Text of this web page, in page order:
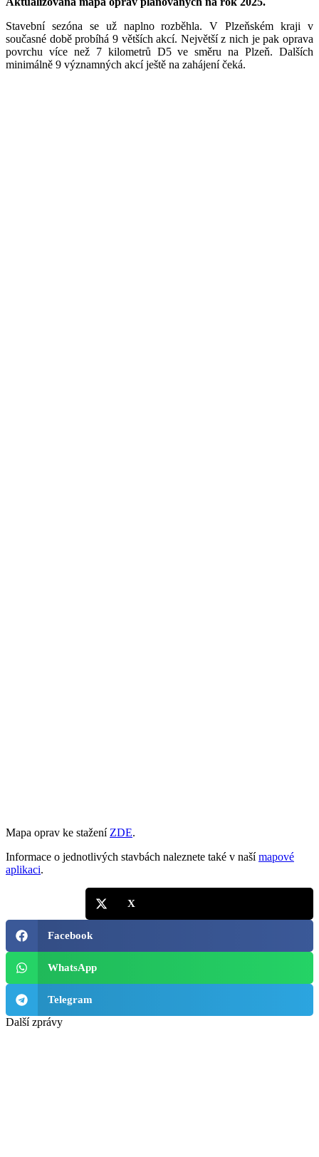
Stavební sezóna se už naplno rozběhla. V Plzeňském kraji v
současné době probíhá 9 větších akcí. Největší z nich je pak oprava
povrchu více než 7 kilometrů D5 ve směru na Plzeň. Dalších
minimálně 9 významných akcí ještě na zahájení čeká.
Mapa oprav ke stažení ZDE.
Informace o jednotlivých stavbách naleznete také v našímapové
aplikaci.
X
Facebook
WhatsApp
Telegram
Další zprávy